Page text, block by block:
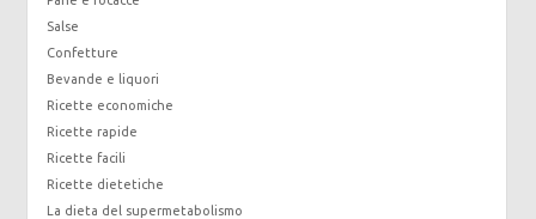
Salse
Confetture
Bevande e liquori
Ricette economiche
Ricette rapide
Ricette facili
Ricette dietetiche
La dieta del supermetabolismo